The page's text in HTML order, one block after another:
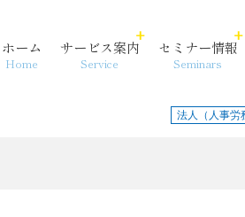
ホーム
Home
サービス案内
Service
セミナー情報
Seminars
法人（人事労